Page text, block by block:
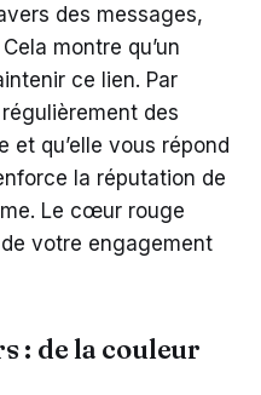
des messages,
montre qu’un
ce lien. Par
des
et qu’elle vous répond
la réputation de
Le cœur rouge
votre engagement
: de la couleur